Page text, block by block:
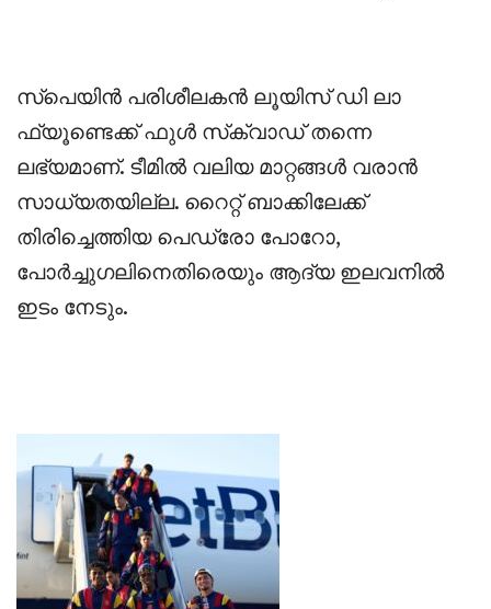
സ്പെയിൻ പരിശീലകൻ ലൂയിസ് ഡി ലാ
ഫ്യൂണ്ടെക്ക് ഫുൾ സ്‌ക്വാഡ് തന്നെ
ലഭ്യമാണ്. ടീമിൽ വലിയ മാറ്റങ്ങൾ വരാൻ
സാധ്യതയില്ല. റൈറ്റ് ബാക്കിലേക്ക്
തിരിച്ചെത്തിയ പെഡ്രോ പോറോ,
പോർച്ചുഗലിനെതിരെയും ആദ്യ ഇലവനിൽ
ഇടം നേടും.